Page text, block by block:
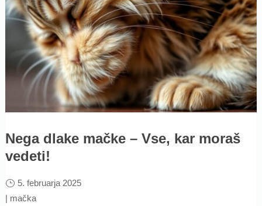
Nega dlake mačke – Vse, kar moraš
vedeti!
5. februarja 2025
| mačka